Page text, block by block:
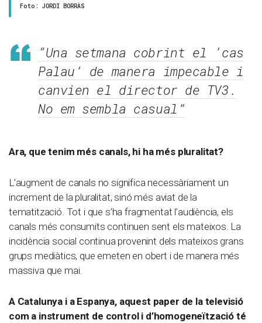
Foto: JORDI BORRÀS
“Una setmana cobrint el ‘cas
Palau’ de manera impecable i
canvien el director de TV3.
No em sembla casual”
Ara, que tenim més canals, hi ha més pluralitat?
L’augment de canals no significa necessàriament un
increment de la pluralitat, sinó més aviat de la
tematització. Tot i que s’ha fragmentat l’audiència, els
canals més consumits continuen sent els mateixos. La
incidència social continua provenint dels mateixos grans
grups mediàtics, que emeten en obert i de manera més
massiva que mai.
A Catalunya i a Espanya, aquest paper de la televisió
com a instrument de control i d’homogeneïtzació té